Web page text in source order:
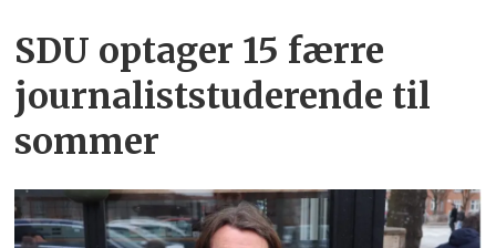
SDU optager 15 færre
journaliststuderende til
sommer